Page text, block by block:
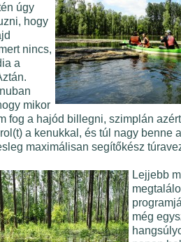
úgy
hogy
nincs,
a
mikor
fog a hajód billegni, szimplán
a kenukkal, és túl nagy benne
maximálisan segítőkész
Lejjebb
még